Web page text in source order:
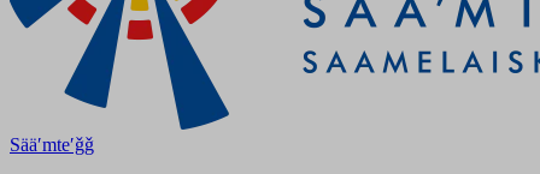
Sääʹmteʹǧǧ